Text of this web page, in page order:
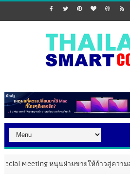
หนุนฝ่ายขายให้ก้าวสู่ความสำเร็จที่ยั่งยืน